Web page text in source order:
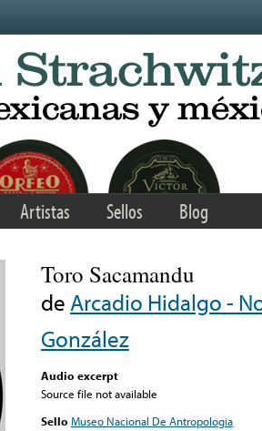
Artistas Sellos Blog
Toro Sacamandu
de Arcadio Hidalgo -
González
Audio excerpt
Source file not available
Sello Museo Nacional De Antropologia